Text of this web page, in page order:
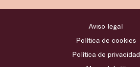
Aviso legal
Política de cookies
Política de privacidad